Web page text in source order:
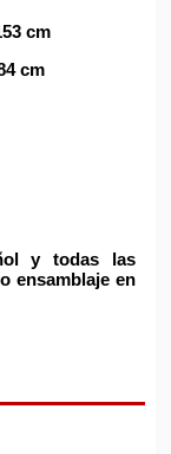
cm
cm
y todas las
ensamblaje en